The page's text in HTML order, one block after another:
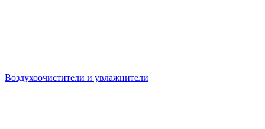
Воздухоочистители и увлажнители